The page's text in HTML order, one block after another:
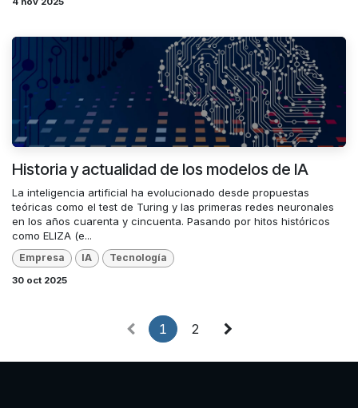
Historia y actualidad de los modelos de IA
La inteligencia artificial ha evolucionado desde propuestas
teóricas como el test de Turing y las primeras redes neuronales
en los años cuarenta y cincuenta. Pasando por hitos históricos
como ELIZA (e...
Empresa IA Tecnología
30 oct 2025
1 2